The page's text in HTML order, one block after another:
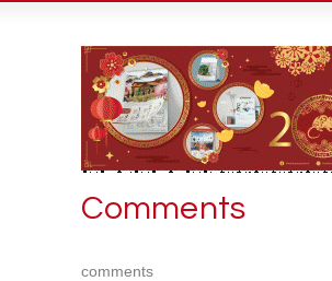
Comments
comments